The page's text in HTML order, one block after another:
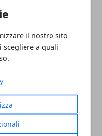
il nostro sito
scegliere a quali